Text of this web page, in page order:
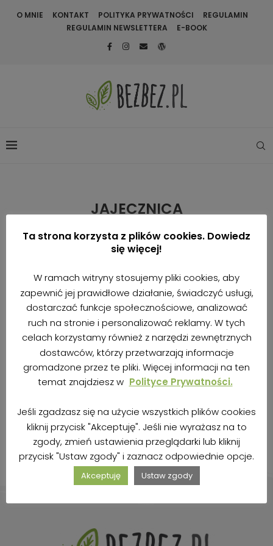
O MNIE KONTAKT POLITYKA PRYWATNOŚCI
REGULAMIN
REGULAMIN NEWSLETTERA
E-BOOK
JAJECZNICA
Orientalna jajecznica z warzywami
Ta strona korzysta z plików cookies. Dowiedz
się więcej!
W ramach witryny stosujemy pliki cookies, aby
zapewnić jej prawidłowe działanie, świadczyć usługi,
dostarczać funkcje społecznościowe, analizować
ruch na stronie i personalizować reklamy. W tych
celach korzystamy również z narzędzi zewnętrznych
dostawców, którzy przetwarzają informacje
gromadzone przez te pliki. Więcej informacji na ten
temat znajdziesz w Polityce Prywatności.
Jeśli zgadzasz się na użycie wszystkich plików cookies
kliknij przycisk "Akceptuję". Jeśli nie wyrażasz na to
zgody, zmień ustawienia przeglądarki lub kliknij
przycisk "Ustaw zgody" i zaznacz odpowiednie opcje.
Akceptuję Ustaw zgody